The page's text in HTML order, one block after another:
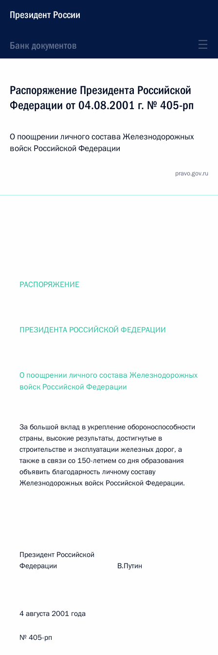
Президент России
Банк документов
Распоряжение Президента Российской
Федерации от 04.08.2001 г. № 405-рп
О поощрении личного состава Железнодорожных
войск Российской Федерации
pravo.gov.ru
РАСПОРЯЖЕНИЕ
ПРЕЗИДЕНТА РОССИЙСКОЙ ФЕДЕРАЦИИ
О поощрении личного состава Железнодорожных
войск Российской Федерации
За большой вклад в укрепление обороноспособности
страны, высокие результаты, достигнутые в
строительстве и эксплуатации железных дорог, а
также в связи со 150-летием со дня образования
объявить благодарность личному составу
Железнодорожных войск Российской Федерации.
Президент Российской
Федерации В.Путин
4 августа 2001 года
№ 405-рп